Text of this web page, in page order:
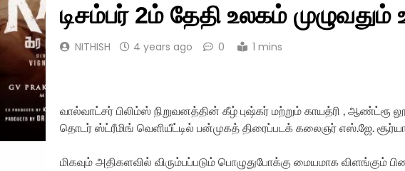
டிசம்பர் 2ம் தேதி உலகம்
NITHISH 4 years ago 0 1 mins
வால்வாட்சர் பிலிம்ஸ் நிறுவனத்தின் கீழ் புஷ்கர் மற்றும் காயத்ரி , ஆண்ட்ரூ
தொடர் ஸ்ட்ரீமிங் வெளியீட்டில் பன்முகத் திரைப்படக் கலைஞர் எஸ்.ஜே.
மிகவும் அதிகளவில் விரும்பப்படும் பொழுதுபோக்கு மையமாக விளங்கும்